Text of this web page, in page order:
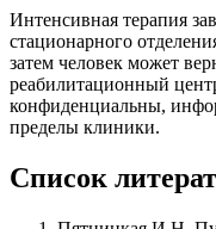
Интенсивная терапия
стационарного
затем человек может
реабилитационный
конфиденциальны,
пределы клиники.
Список